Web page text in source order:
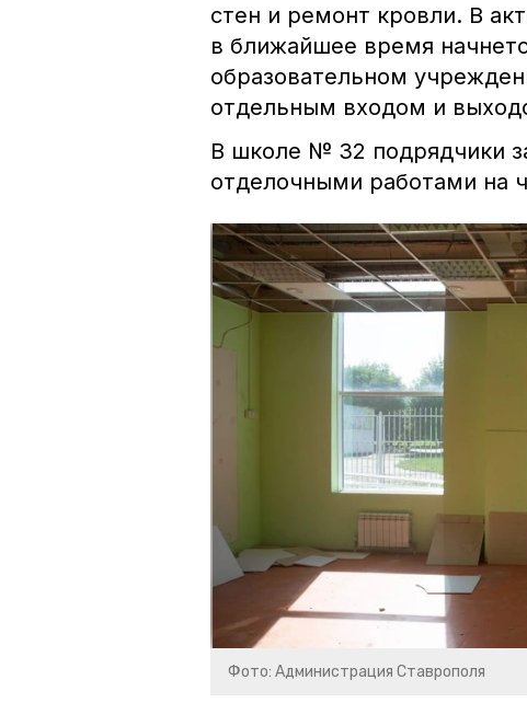
стен и ремонт кровли. В
в ближайшее время
образовательном
отдельным входом и
В школе № 32 подрядчики
отделочными работами на
Фото: Администрация Ставрополя